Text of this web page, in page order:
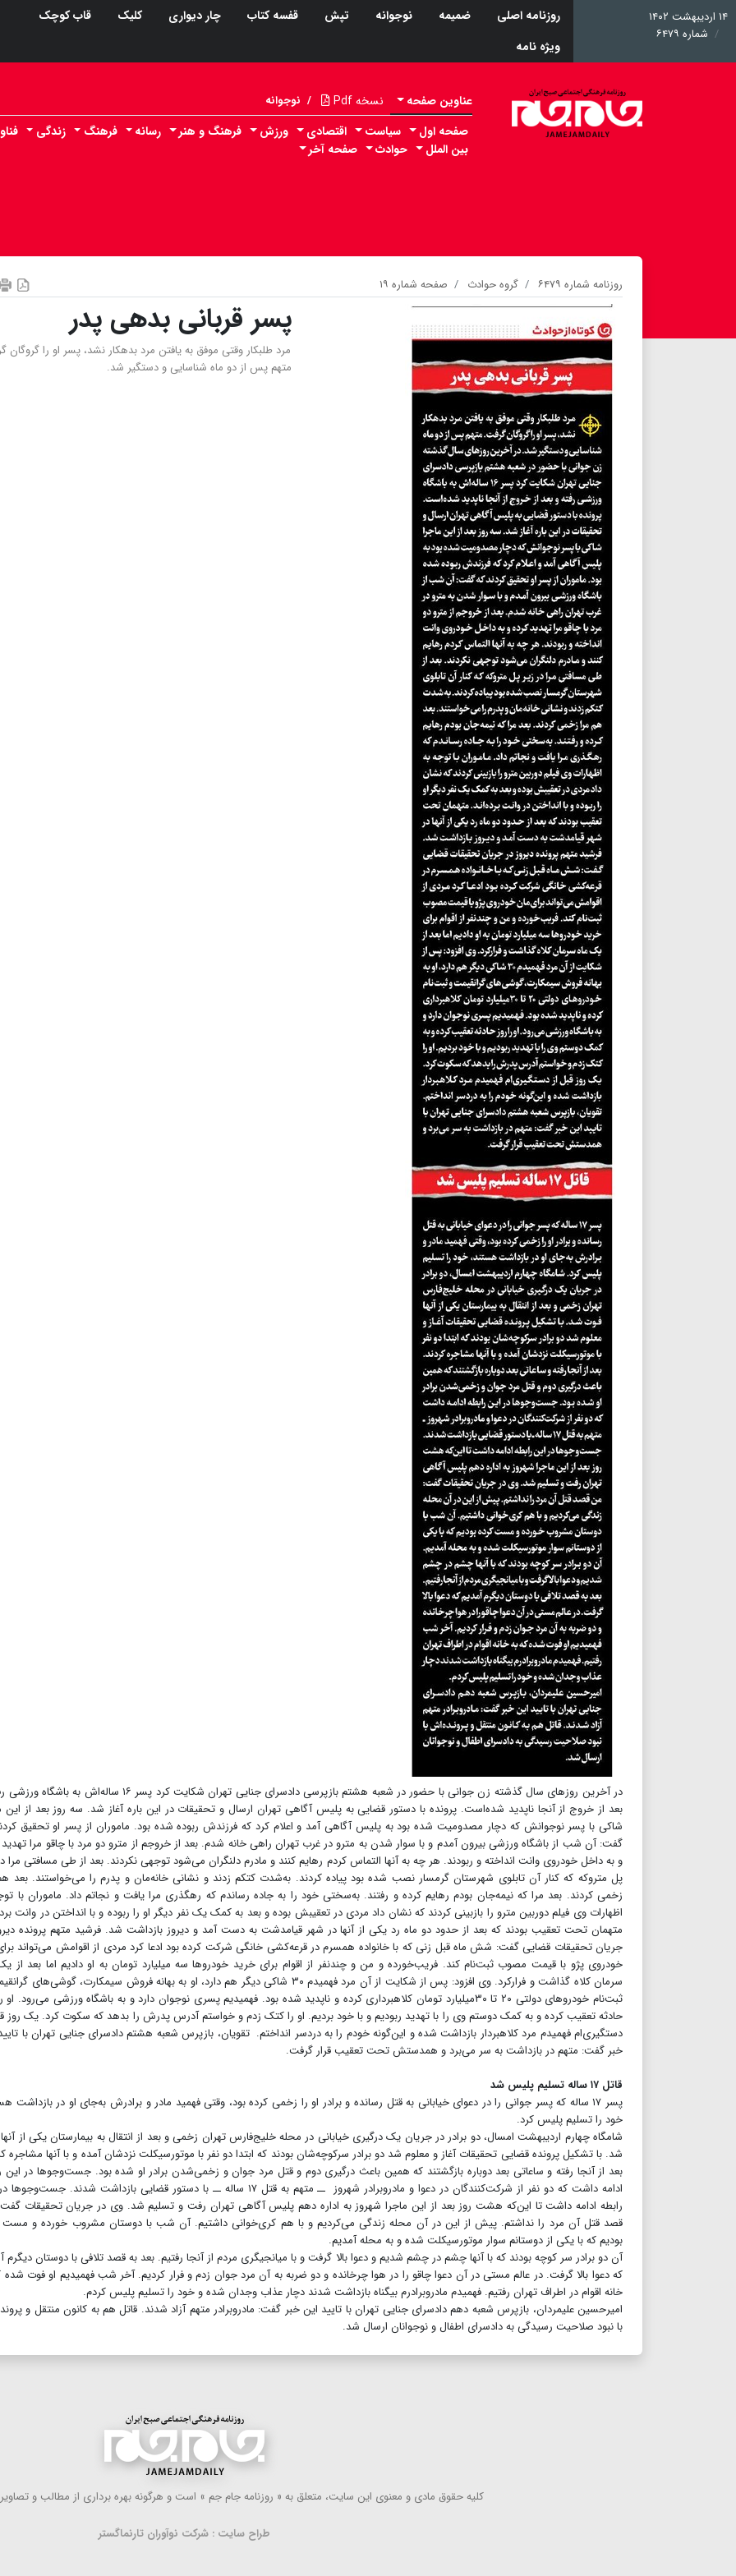
۱۴ اردیبهشت ۱۴۰۲
شماره ۶۴۷۹
روزنامه اصلی ضمیمه نوجوانه تپش قفسه کتاب چار دیواری کلیک
قاب کوچک
ویژه نامه
عناوین صفحه نسخه Pdf / نوجوانه
صفحه اول سیاست اقتصادی ورزش فرهنگ و هنر رسانه فرهنگ زندگی
بین الملل
حوادث صفحه آخر
روزنامه شماره ۶۴۷۹ گروه حوادث صفحه شماره ۱۹
پسر قربانی بدهی پدر
مرد طلبکار وقتی موفق به یافتن مرد بدهکار نشد، پسر او را گروگان
متهم پس از دو ماه شناسایی و دستگیر شد.
در آخرین روزهای سال گذشته زن جوانی با حضور در شعبه هشتم بازپرسی دادسرای جنایی تهران شکایت کرد پسر ۱۶ ساله‌اش
بعد از خروج از آنجا ناپدید شده‌است. پرونده با دستور قضایی به پلیس آگاهی تهران ارسال و تحقیقات در این باره آغاز شد‌. سه روز بعد از این
شاکی با پسر نوجوانش که دچار مصدومیت شده بود به پلیس آگاهی آمد و اعلام کرد که فرزندش ربوده شده بود‌. ماموران از پسر او تحقیق
گفت: آن شب از باشگاه ورزشی بیرون آمدم و با سوار شدن به مترو در غرب تهران راهی خانه شدم. بعد از خروجم از مترو دو مرد با چاقو مرا تهدید
و به داخل خودروی وانت انداخته و ربودند‌. هر چه به آنها التماس کردم رهایم کنند و مادرم دلنگران می‌شود توجهی نکردند. بعد از طی مسافتی مرا
پل متروکه که کنار آن تابلوی شهرستان گرمسار نصب شده بود پیاده کردند. به‌شدت کتکم زدند و نشانی خانه‌مان و پدرم را می‌خواستند. بعد
زخمی کردند. بعد مرا که نیمه‌جان بودم رهایم کرده و رفتند. به‌سختی خود را به جاده رساندم که رهگذری مرا یافت و نجاتم داد. ماموران با
اظهارات وی فیلم دوربین مترو را بازبینی کردند که نشان داد مردی در تعقیبش بوده و بعد به کمک یک نفر دیگر او را ربوده و با انداختن در وانت
متهمان تحت تعقیب بودند که بعد از حدود دو ماه رد یکی از آنها در شهر قیامدشت به دست آمد و دیروز بازداشت شد. فرشید متهم پرونده
جریان تحقیقات قضایی گفت‌: شش ماه قبل زنی که با خانواده همسرم در قرعه‌کشی خانگی شرکت کرده بود ادعا کرد مردی از اقوامش می‌تواند
خودروی پژو با قیمت مصوب ثبت‌نام کند. فریب‌خورده و من و چندنفر از اقوام برای خرید خودروها سه میلیارد تومان به او دادیم اما بعد از
سرمان کلاه گذاشت و فرارکرد. وی افزود‌: پس از شکایت از آن مرد فهمیدم ۳۰ شاکی دیگر هم دارد، او به بهانه فروش سیمکارت، گوشی‌های
ثبت‌نام خودروهای دولتی ۲۰ تا ۳۰‌میلیارد تومان کلاهبرداری کرده و ناپدید شده بود. فهمیدیم پسری نوجوان دارد و به باشگاه ورزشی می‌رود‌. او
حادثه تعقیب کرده و به کمک دوستم وی را با تهدید ربودیم و با خود بردیم. او را کتک زدم و خواستم آدرس پدرش را بدهد که سکوت کرد. یک روز
دستگیری‌ام فهمیدم مرد کلاهبردار بازداشت شده و این‌گونه خودم را به دردسر انداختم. تقویان، بازپرس شعبه هشتم دادسرای جنایی تهران با
خبر گفت: متهم در بازداشت به سر می‌برد و همدستش تحت تعقیب قرار گرفت.
قاتل ۱۷ ساله تسلیم پلیس شد
پسر ۱۷ ساله که پسر جوانی را در دعوای خیابانی به قتل رسانده و برادر او را زخمی کرده بود، وقتی فهمید مادر و برادرش به‌جای او در بازداشت
خود را تسلیم پلیس کرد.
شامگاه چهارم اردیبهشت امسال، دو برادر در جریان یک درگیری خیابانی در محله خلیج‌فارس تهران زخمی و بعد از انتقال به بیمارستان یکی از
شد. با تشکیل پرونده قضایی تحقیقات آغاز و معلوم شد دو برادر سرکوچه‌شان بودند که ابتدا دو نفر با موتورسیکلت نزدشان آمده و با آنها مشاجره
بعد از آنجا رفته و ساعاتی بعد دوباره بازگشتند که همین باعث درگیری دوم و قتل مرد جوان و زخمی‌شدن برادر او شده بود‌. جست‌و‌جو‌ها در این
ادامه داشت که دو نفر از شرکت‌کنندگان در دعوا و مادرو‌برادر شهروز ــ متهم به قتل ۱۷ ساله ــ با دستور قضایی بازداشت شدند.
رابطه ادامه داشت تا این‌که هشت روز بعد از این ماجرا شهروز به اداره دهم پلیس آگاهی تهران رفت و تسلیم شد. وی در جریان تحقیقات
قصد قتل آن مرد را نداشتم. پیش از این در آن محله زندگی می‌کردیم و با هم کری‌خوانی داشتیم. آن شب با دوستان مشروب خورده و مست
بودیم که با یکی از دوستانم سوار موتورسیکلت شده و به محله آمدیم‌.
آن دو برادر سر کوچه بودند که با آنها چشم در چشم شدیم و دعوا بالا گرفت و با میانجیگری مردم از آنجا رفتیم. بعد به قصد تلافی با دوستان دیگرم
که دعوا بالا گرفت. در عالم مستی در آن دعوا چاقو را در هوا چرخانده و دو ضربه به آن مرد جوان زدم و فرار کردیم. آخر شب فهمیدیم او فوت شده
خانه اقوام در اطراف تهران رفتیم. فهمیدم مادرو‌برادرم بیگناه بازداشت شدند دچار عذاب وجدان شده و خود را تسلیم پلیس کردم.
امیرحسین علیمردان، بازپرس شعبه دهم دادسرای جنایی تهران با تایید این خبر گفت‌: مادرو‌برادر متهم آزاد شدند‌. قاتل هم به کانون منتقل و
با نبود صلاحیت رسیدگی به دادسرای اطفال و نوجوانان ارسال شد.
كلیه حقوق مادی و معنوی این سایت، متعلق به « روزنامه جام جم » است و هرگونه بهره ‌برداری از مطالب و
طراح سایت : شرکت نوآوران تارنماگستر